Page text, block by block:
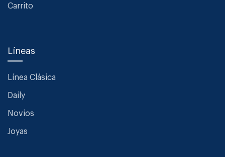
Carrito
Líneas
Línea Clásica
Daily
Novios
Joyas